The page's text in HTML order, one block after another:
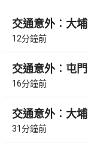
交通意外︰大
12分鐘前
交通意外︰屯
16分鐘前
交通意外︰大
31分鐘前